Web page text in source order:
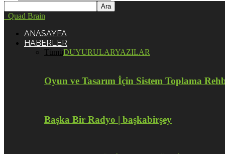
Quad Brain
ANASAYFA
HABERLER
TümüDUYURULARYAZILAR
Oyun ve Tasarım İçin Sistem Toplama
Başka Bir Radyo | başkabirşey